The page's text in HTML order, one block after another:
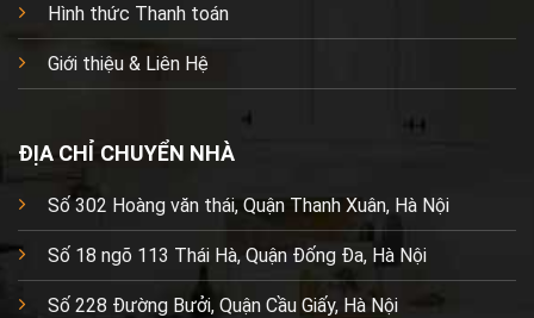
Hình thức Thanh toán
Giới thiệu & Liên Hệ
ĐỊA CHỈ CHUYỂN NHÀ
Số 302 Hoàng văn thái, Quận Thanh Xuân, Hà Nội
Số 18 ngõ 113 Thái Hà, Quận Đống Đa, Hà Nội
Số 228 Đường Bưởi, Quận Cầu Giấy, Hà Nội